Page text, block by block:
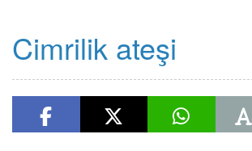
Cimrilik ateşi